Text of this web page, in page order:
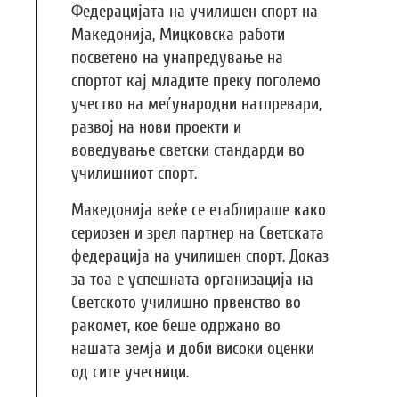
Федерацијата на училишен спорт на
Македонија, Мицковска работи
посветено на унапредување на
спортот кај младите преку поголемо
учество на меѓународни натпревари,
развој на нови проекти и
воведување светски стандарди во
училишниот спорт.
Македонија веќе се етаблираше како
сериозен и зрел партнер на Светската
федерација на училишен спорт. Доказ
за тоа е успешната организација на
Светското училишно првенство во
ракомет, кое беше одржано во
нашата земја и доби високи оценки
од сите учесници.